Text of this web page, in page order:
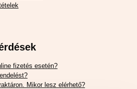
fizetés esetén?
Mikor lesz elérhető?